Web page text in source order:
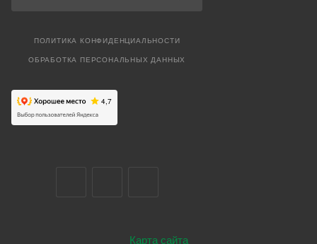
ПОЛИТИКА КОНФИДЕНЦИАЛЬНОСТИ
ОБРАБОТКА ПЕРСОНАЛЬНЫХ ДАННЫХ
Карта сайта